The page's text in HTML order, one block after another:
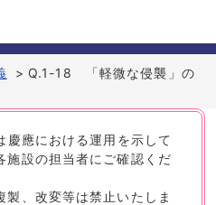
> Q.1-18 「軽微な侵襲」の
慶應における運用を示して
施設の担当者にご確認くだ
製、改変等は禁止いたしま